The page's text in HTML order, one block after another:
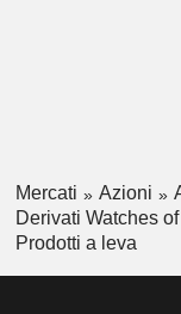
Mercati Azioni
Derivati Watches
Prodotti a leva